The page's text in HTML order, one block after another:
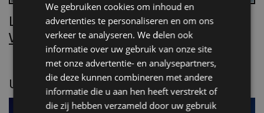
Lees Villa d’Arte!
Word nu abonnee.
UITGELICHT
We gebruiken cookies om inhoud en
advertenties te personaliseren en om ons
verkeer te analyseren. We delen ook
informatie over uw gebruik van onze site
met onze advertentie- en analysepartners,
die deze kunnen combineren met andere
informatie die u aan hen heeft verstrekt of
die zij hebben verzameld door uw gebruik